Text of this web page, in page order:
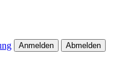
Anmelden Abmelden